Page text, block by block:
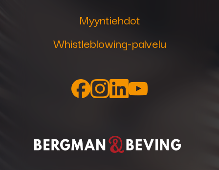
Myyntiehdot
Whistleblowing-palvelu